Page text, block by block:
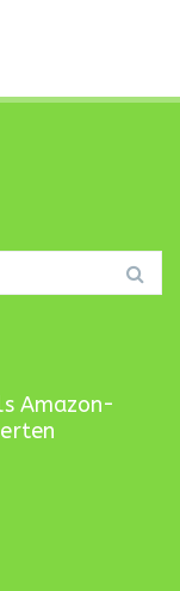
Amazon-